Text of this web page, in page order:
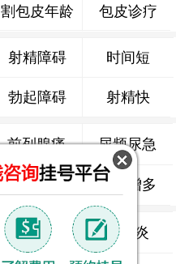
割包皮年龄 包皮诊疗
射精障碍
勃起障碍
时间短
射精快
前列腺痛 尿频尿急
排尿不畅 夜尿增多
睾丸炎 尿道炎